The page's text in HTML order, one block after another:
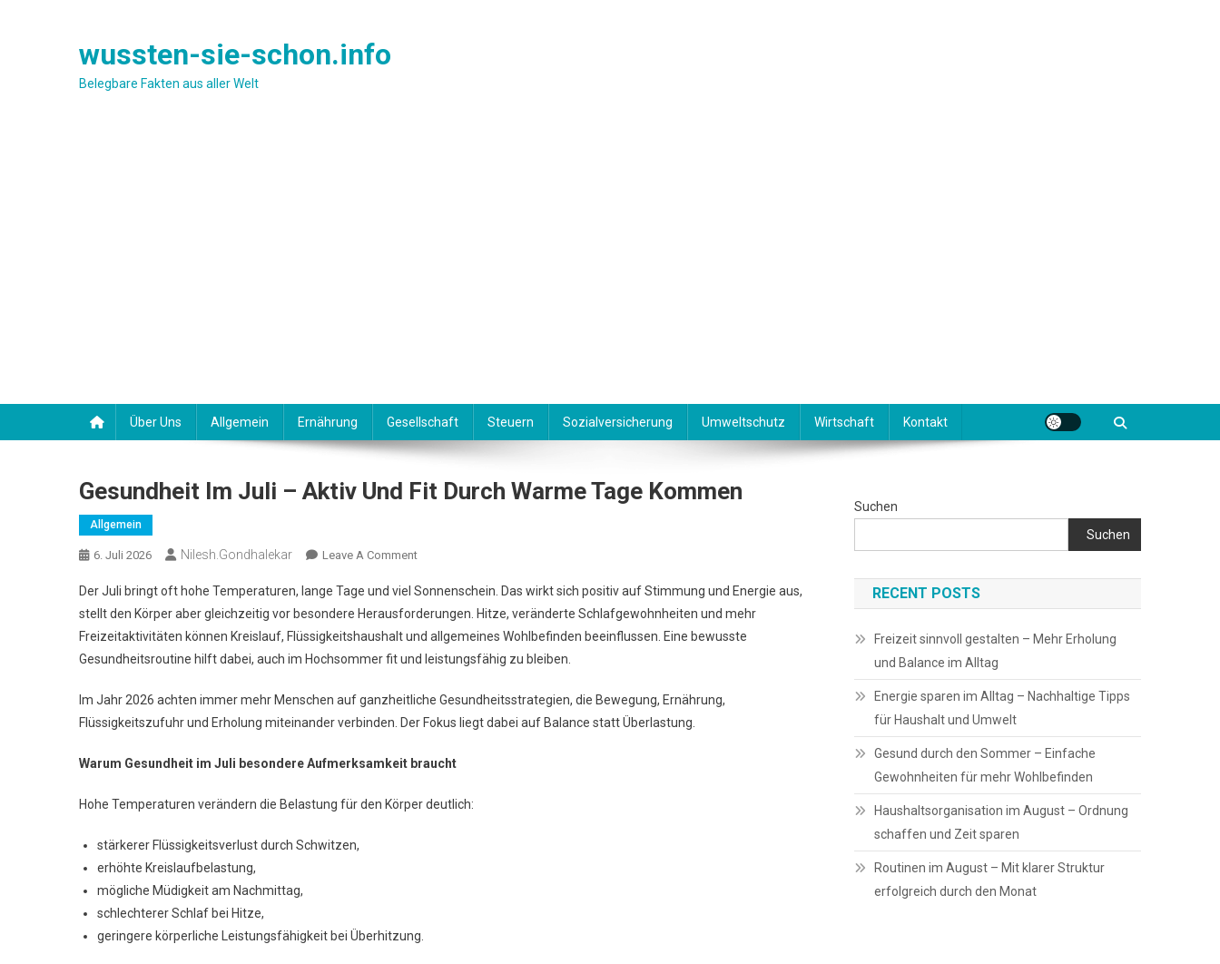
wussten-sie-schon.info
Belegbare Fakten aus aller Welt
Über Uns Allgemein Ernährung Gesellschaft Steuern Sozialversicherung Umweltschutz Wirtschaft Kontakt
Gesundheit Im Juli – Aktiv Und Fit Durch Warme Tage Kommen
Allgemein
6. Juli 2026 Nilesh.gondhalekar Leave A CommentOn
Im
Juli
–
Aktiv
Fit
Durch
Tage
Der Juli bringt oft hohe Temperaturen, lange Tage und viel Sonnenschein. Das wirkt sich positiv auf Stimmung und Energie aus,
stellt den Körper aber gleichzeitig vor besondere Herausforderungen. Hitze, veränderte Schlafgewohnheiten und mehr
Freizeitaktivitäten können Kreislauf, Flüssigkeitshaushalt und allgemeines Wohlbefinden beeinflussen. Eine bewusste
Gesundheitsroutine hilft dabei, auch im Hochsommer fit und leistungsfähig zu bleiben.
Im Jahr 2026 achten immer mehr Menschen auf ganzheitliche Gesundheitsstrategien, die Bewegung, Ernährung,
Flüssigkeitszufuhr und Erholung miteinander verbinden. Der Fokus liegt dabei auf Balance statt Überlastung.
Warum Gesundheit im Juli besondere Aufmerksamkeit braucht
Hohe Temperaturen verändern die Belastung für den Körper deutlich:
stärkerer Flüssigkeitsverlust durch Schwitzen,
erhöhte Kreislaufbelastung,
mögliche Müdigkeit am Nachmittag,
schlechterer Schlaf bei Hitze,
geringere körperliche Leistungsfähigkeit bei Überhitzung.
Suchen
Suchen
RECENT POSTS
Freizeit sinnvoll gestalten – Mehr Erholung
und Balance im Alltag
Energie sparen im Alltag – Nachhaltige Tipps
für Haushalt und Umwelt
Gesund durch den Sommer – Einfache
Gewohnheiten für mehr Wohlbefinden
Haushaltsorganisation im August – Ordnung
schaffen und Zeit sparen
Routinen im August – Mit klarer Struktur
erfolgreich durch den Monat